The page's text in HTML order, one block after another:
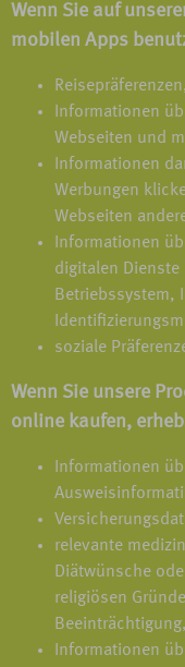
Wenn Sie auf
mobilen Apps
Informationen
Webseiten und
Informationen
Werbungen
Webseiten
Informationen
digitalen
Betriebssystem,
soziale
Wenn Sie unsere
online kaufen,
Informationen
relevante
Diätwünsche
religiösen
Beeinträchtigung,
Informationen